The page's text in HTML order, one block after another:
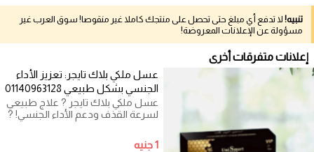
تنبيه! لا تدفع أي مبلغ حتى تحصل على منتجك كاملا غير منقوصا! سوق العرب غير
مسؤولة عن الإعلانات المعروضة!
إعلانات متفرقات أخرى
عسل ملكي بلاك تايجر: تعزيز الأداء
الجنسي بشكل طبيعي 01140963128
عسل ملكي بلاك تايجر ? علاج طبيعي
لسرعة القذف ودعم الأداء الجنسي! ?
1 جنيه